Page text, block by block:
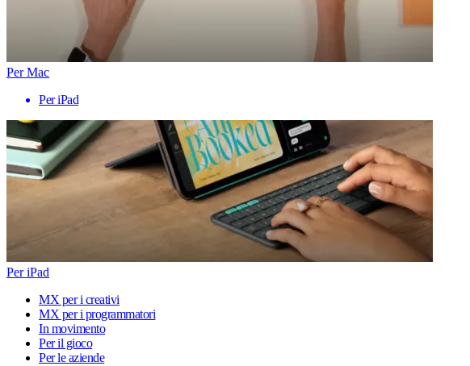
Per Mac
Per iPad
Per iPad
MX per i creativi
MX per i programmatori
In movimento
Per il gioco
Per le aziende